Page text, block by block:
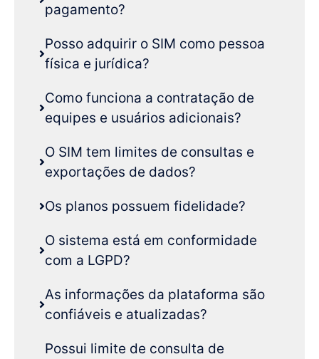
pagamento?
Posso adquirir o SIM como pessoa
física e jurídica?
Como funciona a contratação de
equipes e usuários adicionais?
O SIM tem limites de consultas e
exportações de dados?
Os planos possuem fidelidade?
O sistema está em conformidade
com a LGPD?
As informações da plataforma são
confiáveis e atualizadas?
Possui limite de consulta de